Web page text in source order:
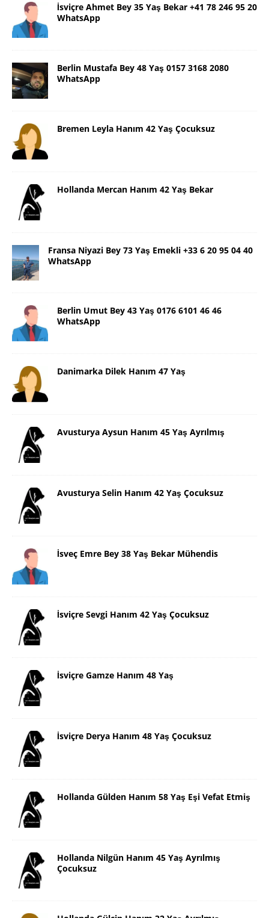
İsviçre Ahmet Bey 35 Yaş Bekar +41 78 246 95 20
WhatsApp
Berlin Mustafa Bey 48 Yaş 0157 3168 2080
WhatsApp
Bremen Leyla Hanım 42 Yaş Çocuksuz
Hollanda Mercan Hanım 42 Yaş Bekar
Fransa Niyazi Bey 73 Yaş Emekli +33 6 20 95 04 40
WhatsApp
Berlin Umut Bey 43 Yaş 0176 6101 46 46
WhatsApp
Danimarka Dilek Hanım 47 Yaş
Avusturya Aysun Hanım 45 Yaş Ayrılmış
Avusturya Selin Hanım 42 Yaş Çocuksuz
İsveç Emre Bey 38 Yaş Bekar Mühendis
İsviçre Sevgi Hanım 42 Yaş Çocuksuz
İsviçre Gamze Hanım 48 Yaş
İsviçre Derya Hanım 48 Yaş Çocuksuz
Hollanda Gülden Hanım 58 Yaş Eşi Vefat Etmiş
Hollanda Nilgün Hanım 45 Yaş Ayrılmış
Çocuksuz